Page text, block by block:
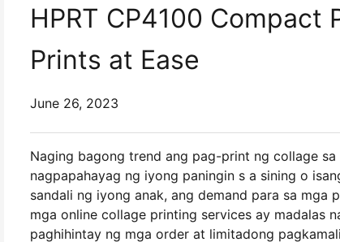
HPRT CP4100
Prints at Ease
June 26, 2023
Naging bagong trend ang pag-print ng collage
nagpapahayag ng iyong paningin s a sining o
sandali ng iyong anak, ang demand para sa mga
mga online collage printing services ay madalas
paghihintay ng mga order at limitadong